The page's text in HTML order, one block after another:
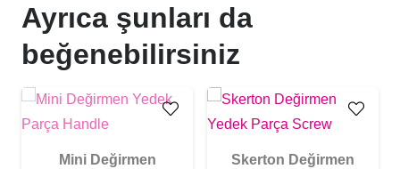
Ayrıca şunları da
beğenebilirsiniz
Mini Değirmen
Skerton Değirmen